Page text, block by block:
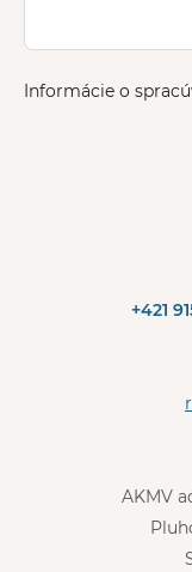
Informácie o
+421
AKMV